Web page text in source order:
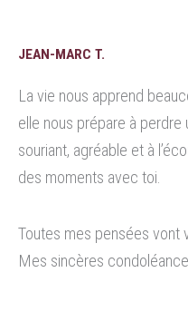
JEAN-MARC T.
La vie nous apprend
elle nous prépare à perdre
souriant, agréable et à
des moments avec toi.
Toutes mes pensées vont
Mes sincères